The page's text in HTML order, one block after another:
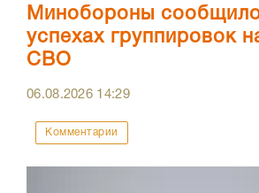
Минобороны
успехах группировок
СВО
06.08.2026 14:29
Комментарии